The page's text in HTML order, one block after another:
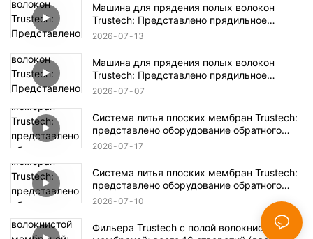
Машина для прядения полых волокон
Trustech: Представлено прядильное
оборудование NIPS (16)
2026 07 13
Машина для прядения полых волокон
Trustech: Представлено прядильное
оборудование NIPS (15)
2026 07 07
Система литья плоских мембран Trustech:
представлено оборудование обратного
осмоса (XIV)
2026 07 17
Система литья плоских мембран Trustech:
представлено оборудование обратного
осмоса (XIII)
2026 07 10
Фильера Trustech с полой волокнистой